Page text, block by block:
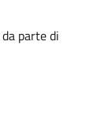
parte di